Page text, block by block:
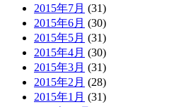
2015年7月 (31)
2015年6月 (30)
2015年5月 (31)
2015年4月 (30)
2015年3月 (31)
2015年2月 (28)
2015年1月 (31)